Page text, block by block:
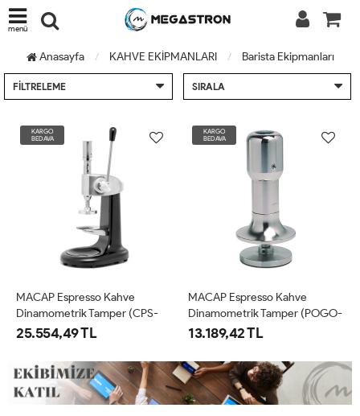
menü
Anasayfa KAHVE EKİPMANLARI Barista Ekipmanları
FILTRELEME SIRALA
KARGO
BEDAVA
MACAP Espresso Kahve
Dinamometrik Tamper (CPS-
C18 TAMPER)
25.554,49 TL
KARGO
BEDAVA
MACAP Espresso Kahve
Dinamometrik Tamper (POGO-
C83)
13.189,42 TL